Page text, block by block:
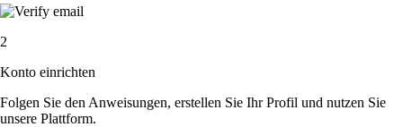
2
Konto einrichten
Folgen Sie den Anweisungen, erstellen Sie Ihr Profil und nutzen Sie
unsere Plattform.